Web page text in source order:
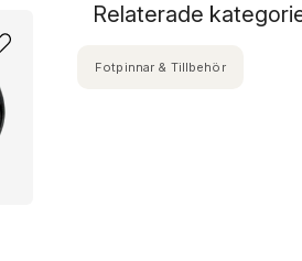
Relaterade
Fotpinnar & Tillbehör